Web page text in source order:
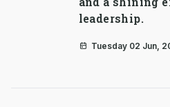
leadership.
Tuesday 02 Jun,